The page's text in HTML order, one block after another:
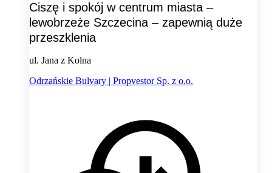
Ciszę i spokój w centrum miasta –
lewobrzeże Szczecina – zapewnią duże
przeszklenia
ul. Jana z Kolna
Odrzańskie Bulvary | Propvestor Sp. z o.o.